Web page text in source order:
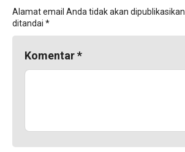
Alamat email Anda tidak akan dipublikasikan.
ditandai *
Komentar*